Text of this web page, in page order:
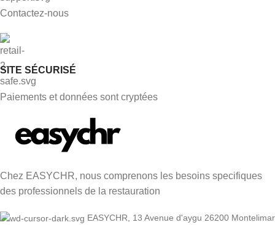
Contactez-nous
SITE SÉCURISÉ
Paiements et données sont cryptées
Chez EASYCHR, nous comprenons les besoins specifiques
des professionnels de la restauration
EASYCHR, 13 Avenue d'aygu 26200 Montelimar